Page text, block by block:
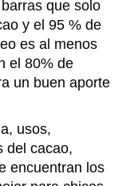
que solo
y el 95 % de
es al menos
el80% de
un buen aporte
usos,
del cacao,
encuentran los